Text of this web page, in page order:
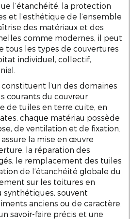
l’étanchéité, la protection
et l’esthétique de l’ensemble
des matériaux et des
comme modernes, il peut
tous les types de couvertures
individuel, collectif,
l’un des domaines
courants du couvreur
de tuiles en terre cuite, en
chaque matériau possède
de ventilation et de fixation.
la mise en œuvre
la réparation des
le remplacement des tuiles
de l’étanchéité globale du
sur les toitures en
synthétiques, souvent
anciens ou de caractère.
savoir-faire précis et une